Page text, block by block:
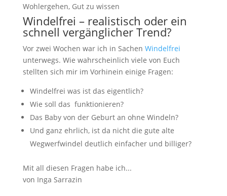
Wohlergehen, Gut zu wissen
Windelfrei – realistisch oder ein
schnell vergänglicher Trend?
Vor zwei Wochen war ich in Sachen Windelfrei
unterwegs. Wie wahrscheinlich viele von Euch
stellten sich mir im Vorhinein einige Fragen:
Windelfrei was ist das eigentlich?
Wie soll das funktionieren?
Das Baby von der Geburt an ohne Windeln?
Und ganz ehrlich, ist da nicht die gute alte
Wegwerfwindel deutlich einfacher und billiger?
Mit all diesen Fragen habe ich...
von Inga Sarrazin